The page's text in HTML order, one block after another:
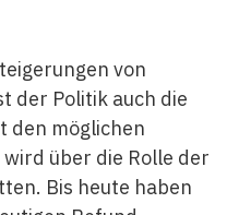
von
der Politik auch die
den möglichen
über die Rolle der
Bis heute haben